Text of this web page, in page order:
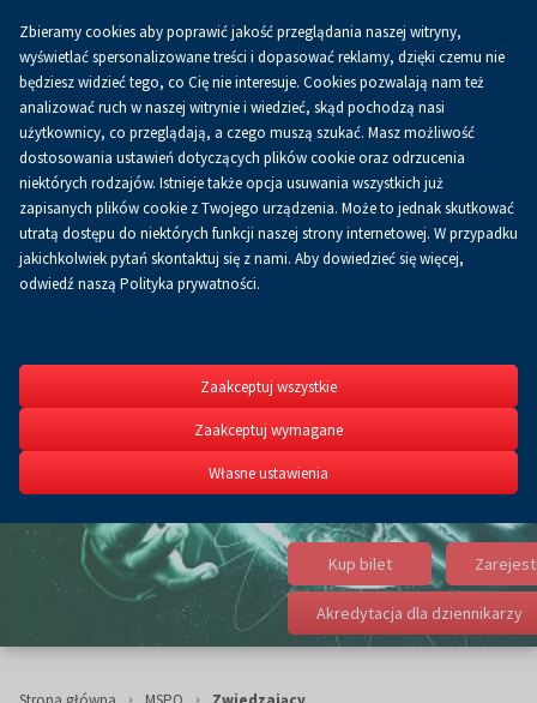
0.00 złKoszykPL
XXXIV
Obronnego
8-11.09.2026
Kup bilet
Akredytacja dla dziennikarzy
Zbieramy cookies aby poprawić jakość przeglądania naszej witryny,
wyświetlać spersonalizowane treści i dopasować reklamy, dzięki czemu nie
będziesz widzieć tego, co Cię nie interesuje. Cookies pozwalają nam też
analizować ruch w naszej witrynie i wiedzieć, skąd pochodzą nasi
użytkownicy, co przeglądają, a czego muszą szukać. Masz możliwość
dostosowania ustawień dotyczących plików cookie oraz odrzucenia
niektórych rodzajów. Istnieje także opcja usuwania wszystkich już
zapisanych plików cookie z Twojego urządzenia. Może to jednak skutkować
utratą dostępu do niektórych funkcji naszej strony internetowej. W przypadku
jakichkolwiek pytań skontaktuj się z nami. Aby dowiedzieć się więcej,
odwiedź naszą Polityka prywatności.
Zaakceptuj wszystkie
Zaakceptuj wymagane
Własne ustawienia